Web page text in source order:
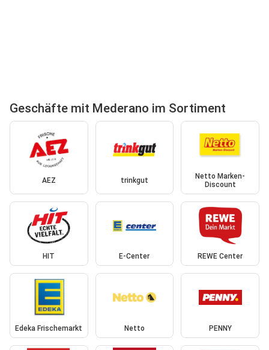
Geschäfte mit Mederano im Sortiment
AEZ trinkgut
Netto Marken-
Discount
HIT E-Center REWE Center
Edeka Frischemarkt Netto PENNY